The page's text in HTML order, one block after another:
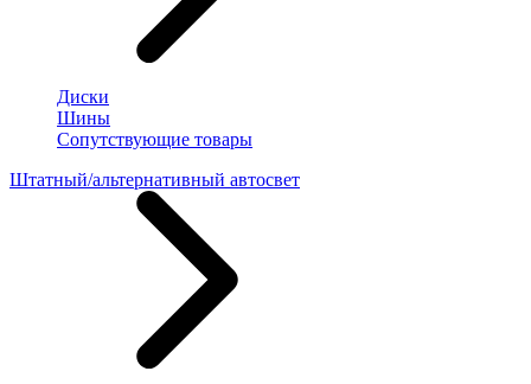
Диски
Шины
Сопутствующие товары
Штатный/альтернативный автосвет